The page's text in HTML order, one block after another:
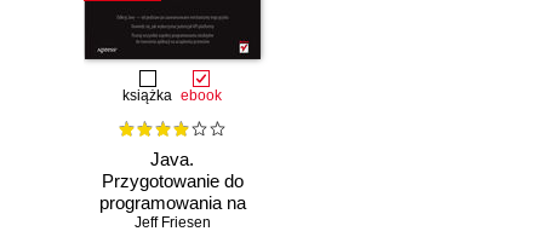
książka ebook
Java.
Przygotowanie do
programowania na
platformę Android
Jeff Friesen